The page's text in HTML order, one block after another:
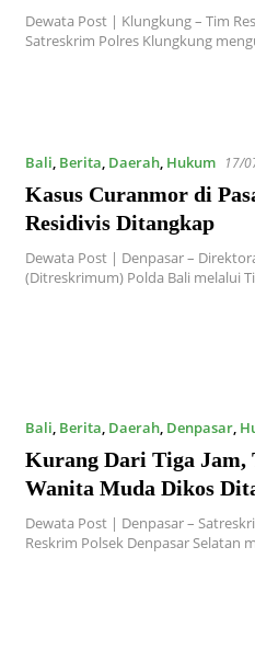
Dewata Post | Klungkung – Tim
Satreskrim Polres Klungkung
Bali, Berita, Daerah, Hukum 17/
Kasus Curanmor di
Residivis Ditangkap
Dewata Post | Denpasar –
(Ditreskrimum) Polda Bali melalui
Bali, Berita, Daerah, Denpasar,
Kurang Dari Tiga Jam,
Wanita Muda Dikos
Dewata Post | Denpasar –
Reskrim Polsek Denpasar Selatan